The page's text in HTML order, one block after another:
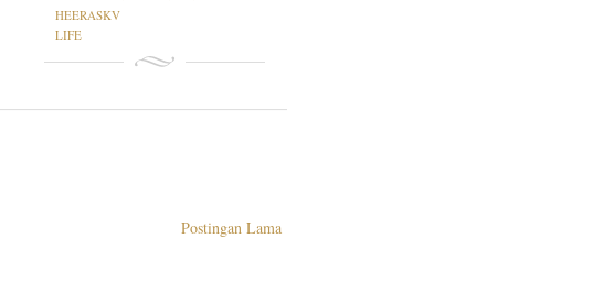
HEERASKV
LIFE
Postingan Lama